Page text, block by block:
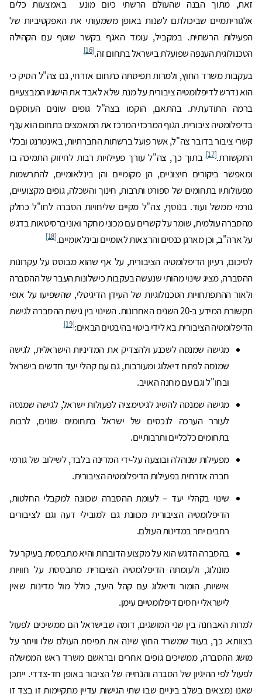
זאת, מתוך הבנה שהעולם הרשתי כיום מונע באמצעות כלים
אלגוריתמיים שביכולתם לשנות באופן משמעותי את האפקטיביות של
הפעילות הרשתית. במקביל, עומד האגף בקשר שוטף עם הקהילה
הטכנולוגית הענפה שפועלת בישראל בתחום זה.[16]
בעקבות משרד החוץ, ולמרות תפיסתה כתחום אזרחי, גם צה"ל הסיק כי
הוא נדרש לדיפלומטיה ציבורית על מנת שלא לאבד את הישגיו המבצעיים
ברמה התודעתית. בהתאם, הוקמו בצה"ל גופים שונים העוסקים
בדיפלומטיה ציבורית. הגוף המרכזי המרכז את המאמצים בתחום הוא ענף
קשרי ציבור בדובר צה"ל, אשר פועל ברשתות החברתיות, באינטרנט ובכלי
התקשורת.[17]
בתוך כך, צה"ל עורך פעילויות רבות לחיזוק התמיכה בו
ומאפשר ביקורים חיצוניים, הן מקומיים והן בינלאומיים, להתרשמות
מפעולותיו בתחומים של ספורט ותרבות, חינוך והשכלה, גופים מקצועיים,
גורמי ממשל ועוד. בנוסף, צה"ל מקיים שליחויות הסברה לחו"ל כחלק
מהסברה עולמית, שומר על קשרים עם מכוני מחקר ואוניברסיטאות בדגש
על ארה"ב, וכן מארגן כנסים והרצאות לאומיים ובינלאומיים.[18]
לסיכום, רעיון הדיפלומטיה הציבורית, על אף שהוא מבוסס על עקרונות
ההסברה, מציג שינוי מהותי שנעשה בעקבות כישלונות העבר של ההסברה
ולאור ההתפתחויות הטכנולוגיות של העידן הדיגיטלי, שהשפיעו על אופי
תקשורת המידע ב-20 השנים האחרונות. השינוי בין גישת ההסברה לגישת
הדיפלומטיה הציבורית בא לידי ביטוי בהיבטים הבאים:[19]
מגישה שמנסה לשכנע ולהצדיק את המדיניות הישראלית, לגישה
שמנסה לפתח דיאלוג ומעורבות, גם עם קהלי יעד חדשים בישראל
ובחו"ל וגם עם מחנה האויב.
מגישה שמנסה להשיג לגיטימציה לפעולות ישראל, לגישה שמנסה
לעורר הערכה לנכסים של ישראל בתחומים שונים, לרבות
בתחומים כלכליים ותרבותיים.
מפעילות שנוהלה ובוצעה על-ידי המדינה בלבד, לשילוב של גורמי
חברה אזרחית בפעילות הדיפלומטיה הציבורית.
שינוי בקהלי יעד – לעומת ההסברה שכוונה למקבלי החלטות,
הדיפלומטיה הציבורית מכוונת גם למובילי דעה וגם לציבורים
רחבים יתר במדינות העולם.
בהסברה הדגש הוא על מקצוע הדוברות והיא מתבססת בעיקר על
מונולוג, ולעומתה הדיפלומטיה הציבורית מתבססת על חוויות
אישיות, הומור ודיאלוג עם קהל היעד, כולל מול מדינות שאין
לישראלי יחסים דיפלומטיים עימן.
למרות האבחנה בין שני המושגים, דומה שבישראל הם ממשיכים לפעול
בצוותא. כך, בעוד שמשרד החוץ שינה את תפיסת העולם שלו וויתר על
מושג ההסברה, ממשיכים גופים אחרים ובראשם משרד ראש הממשלה
לפעול לפי ההיגיון של הסברה והנחייה של הציבור באופן חד-צדדי. ייתכן
שאנו נמצאים בשלב ביניים שבו שתי הגישות עדיין מתקיימות זו בצד זו